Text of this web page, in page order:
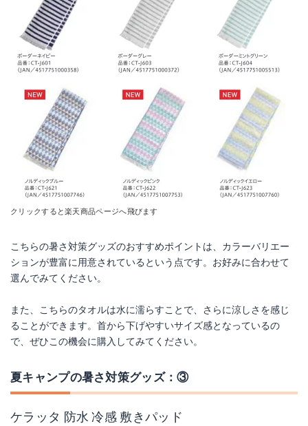
クリックすると楽天商品ページへ飛びます
こちらの暑さ対策グッズのおすすめポイントは、カラーバリエー
ションが豊富に用意されているという点です。お好みに合わせて
選んでみてください。
また、こちらのタオルは水に濡らすことで、さらに涼しさを感じ
ることができます。首から下げやすいサイズ感となっているの
で、ぜひこの機会に購入してみてください。
夏キャンプの暑さ対策グッズ：③
ケラッタ 防水 冷感 敷きパッド